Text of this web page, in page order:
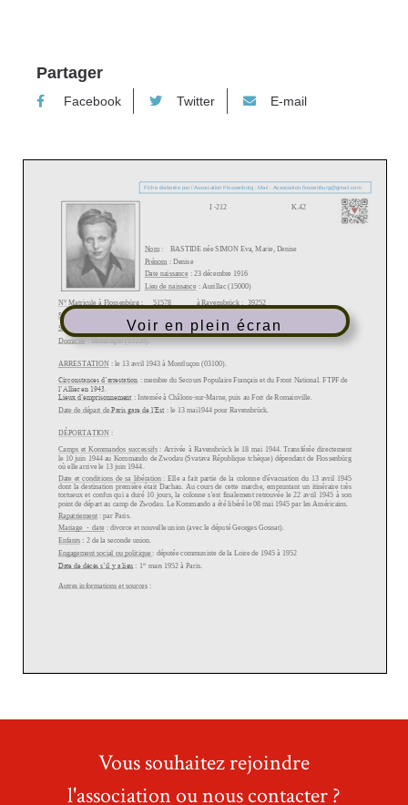
Partager
Facebook Twitter E-mail
Voir en plein écran
Vous souhaitez rejoindre
l'association ou nous contacter ?